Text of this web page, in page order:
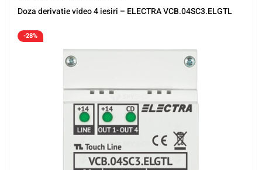
Doza derivatie video 4 iesiri – ELECTRA VCB.04SC3.ELGTL
-28%